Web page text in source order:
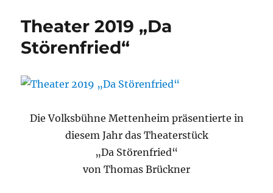
Theater 2019 „Da
Störenfried“
Die Volksbühne Mettenheim präsentierte in
diesem Jahr das Theaterstück
„Da Störenfried“
von Thomas Brückner